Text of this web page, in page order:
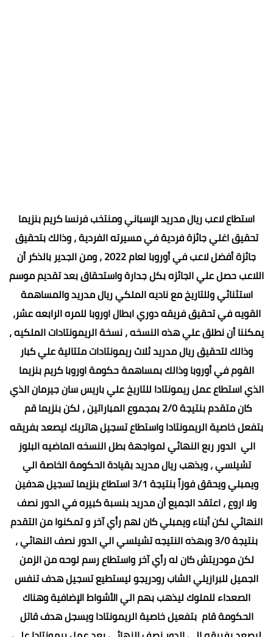
استطاع لاعب ريال مدريد الإسباني ومنتخب فرنسا كريم بنزيما
تحقيق اغلي جائزة فردية في مسيرته الفردية ، وذالك بتحقيق
جائزة أفضل لاعب في أوروبا لعام 2022 ، ومن الجدير بالذكر أن
اللاعب حصل علي الجائزه بكل جدارة واستحقاق بعد تقديم موسم
استثنائي وللتاريخ مع ناديه الملكي ريال مدريد والمساهمة
القويه في تحقيق فريقه دوري ابطال اوروبا للمره الرابعه عشر،
يمكننا أن نطلق علي هذه النسخه ، نسخة الريمونتادات الملكيه ،
وذالك لتحقيق ريال مدريد ثلاث ريمونتادات متتالية علي كبار
القوم في أوروبا وذالك بمساهمة حكومة اوروبا كريم بنزيما
الذي استطاع عمل ريمونتادا للتاريخ علي باريس سان جيرمان الذي
كان متقدم بنتيجة 2/0 بمجموع المباراتين ، لكن بنزيما قم
بتفعل خاصية الريمونتادا واستطاع تسجيل هاتريك ليصعد بفريقه
الي الدور ربع النهائي لمواجهة بطل النسخه الماضيه البلوز
تشيلسي ، ويذهب ريال مدريد بقيادة الحكومة الخاصة الي
ويمبلي ويحقق فوزاً بنتيجة 3/1 استطاع بنزيما تسجيل هدفين
ولا اروع ، اعتقد الجميع أن مدريد بنسبة كبيره في الدور نصف
النهائي لكن أبناء ويمبلي كان لهم رأي آخر و تمكنوا من التقدم
بنتيجة 3/0 وبهذه النتيجه تشيلسي الي الدور نصف النهائي ،
لكن مودريتش كان له رأي آخر واستطاع رسم لوحه من الزمن
الجميل للبرازيلي الشاب رودريجو ليستطيع تسجيل هدف تنفس
الصعداء للملوك ليذهب بهم الي الأشواط الإضافية وهناك
الحكومة قام بتفعيل خاصية الريمونتادا ويسجل هدف قاتل